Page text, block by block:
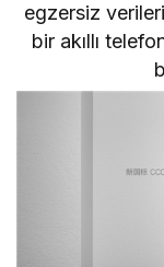
egzersiz
bir akıllı